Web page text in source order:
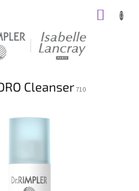
Cleanser 710